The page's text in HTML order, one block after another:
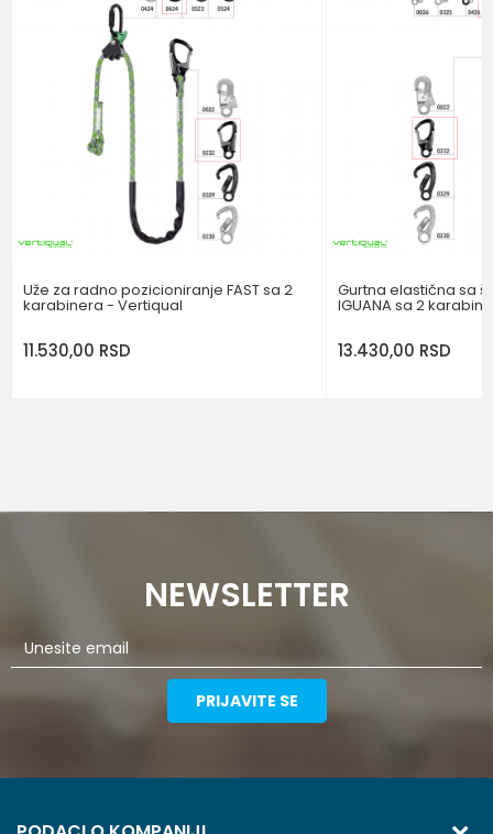
POŠALJI
Uže za radno pozicioniranje FAST sa 2
karabinera - Vertiqual
11.530,00 RSD
Gurtna elastična sa
IGUANA sa 2
13.430,00 RSD
NEWSLETTER
PRIJAVITE SE